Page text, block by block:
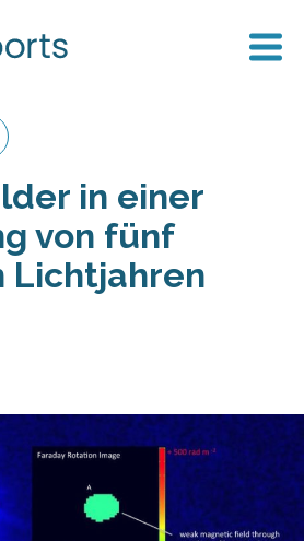
in einer
von fünf
Lichtjahren